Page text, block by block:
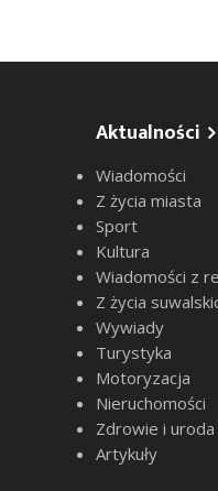
Aktualności
Wiadomości
Z życia miasta
Sport
Kultura
Wiadomości z
Z życia
Wywiady
Turystyka
Motoryzacja
Nieruchomości
Zdrowie i uroda
Artykuły